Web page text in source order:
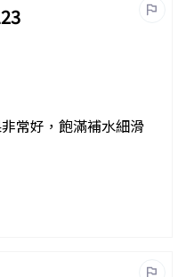
常好，飽滿補水細滑